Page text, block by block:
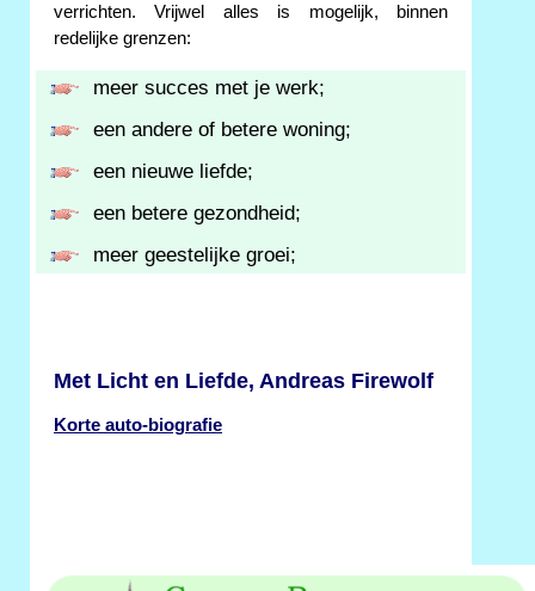
verrichten. Vrijwel alles is mogelijk, binnen
redelijke grenzen:
meer succes met je werk;
een andere of betere woning;
een nieuwe liefde;
een betere gezondheid;
meer geestelijke groei;
Met Licht en Liefde, Andreas Firewolf
Korte auto-biografie